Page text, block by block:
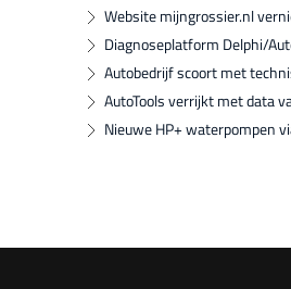
Website mijngrossier.nl
Diagnoseplatform Delphi/
Autobedrijf scoort met
AutoTools verrijkt met data
Nieuwe HP+ waterpompen